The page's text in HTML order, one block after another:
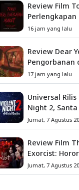
Review Film
Kutukan
Sumber Teror
Sesungguhnya
16 jam yang lalu
Review Dear
Pengorbanan
yang
17 jam yang lalu
Universal
Night 2,
Baru
Jumat, 7 Agustus
Review Film
Exorcist:
Taiwan yang
dan Teror
Jumat, 7 Agustus